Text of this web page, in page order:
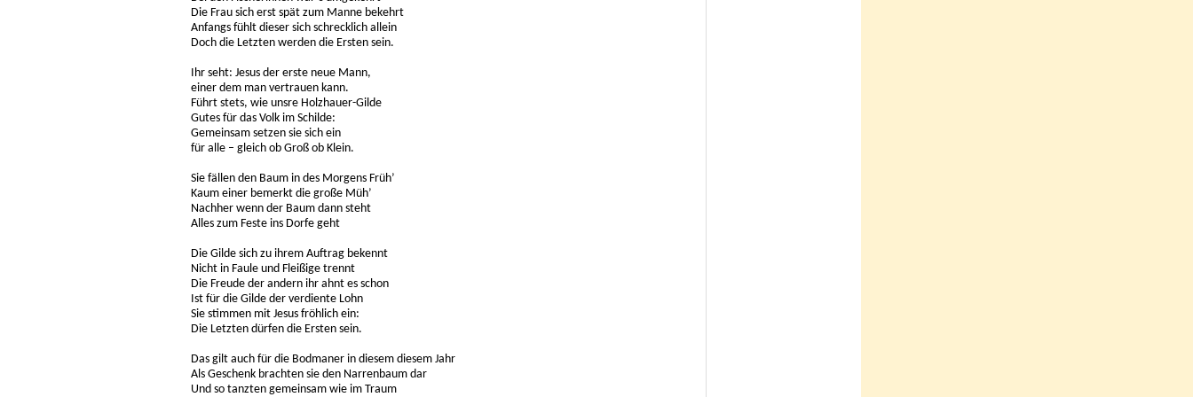
Die Frau sich erst spät zum Manne bekehrt
Anfangs fühlt dieser sich schrecklich allein
Doch die Letzten werden die Ersten sein.
Ihr seht: Jesus der erste neue Mann,
einer dem man vertrauen kann.
Führt stets, wie unsre Holzhauer-Gilde
Gutes für das Volk im Schilde:
Gemeinsam setzen sie sich ein
für alle – gleich ob Groß ob Klein.
Sie fällen den Baum in des Morgens Früh’
Kaum einer bemerkt die große Müh’
Nachher wenn der Baum dann steht
Alles zum Feste ins Dorfe geht
Die Gilde sich zu ihrem Auftrag bekennt
Nicht in Faule und Fleißige trennt
Die Freude der andern ihr ahnt es schon
Ist für die Gilde der verdiente Lohn
Sie stimmen mit Jesus fröhlich ein:
Die Letzten dürfen die Ersten sein.
Das gilt auch für die Bodmaner in diesem diesem Jahr
Als Geschenk brachten sie den Narrenbaum dar
Und so tanzten gemeinsam wie im Traum